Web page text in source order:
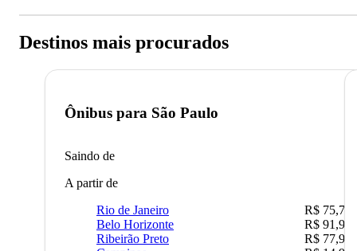
Destinos mais procurados
Ônibus para São Paulo
Saindo de
A partir de
Rio de Janeiro
R$ 75,77
Belo Horizonte
R$ 91,90
Ribeirão Preto
R$ 77,90